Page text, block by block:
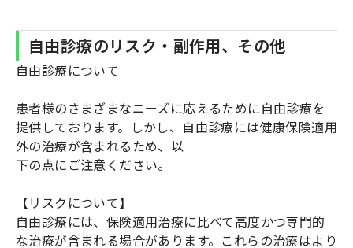
自由診療のリスク・副作用、その他
自由診療について
患者様のさまざまなニーズに応えるために自由診療を
提供しております。しかし、自由診療には健康保険適用
外の治療が含まれるため、以
下の点にご注意ください。
【リスクについて】
自由診療には、保険適用治療に比べて高度かつ専門的
な治療が含まれる場合があります。これらの治療はより